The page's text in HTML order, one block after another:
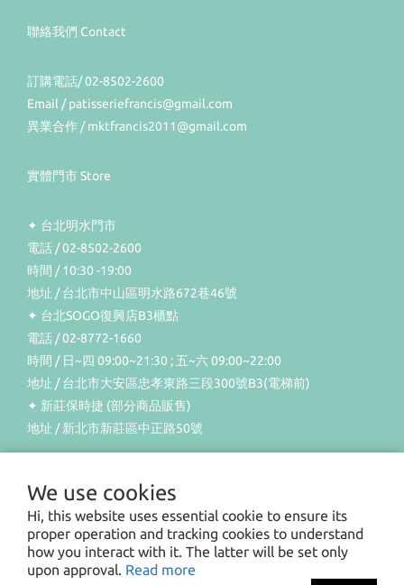
We use cookies
Hi, this website uses essential cookie to ensure its
proper operation and tracking cookies to understand
how you interact with it. The latter will be set only
upon approval. Read more
聯絡我們 Contact
訂購電話/ 02-8502-2600
Email / patisseriefrancis@gmail.com
異業合作 / mktfrancis2011@gmail.com
實體門市 Store
✦ 台北明水門市
電話 / 02-8502-2600
時間 / 10:30 -19:00
地址 / 台北市中山區明水路672巷46號
✦ 台北SOGO復興店B3櫃點
電話 / 02-8772-1660
時間 / 日~四 09:00~21:30 ; 五~六 09:00~22:00
地址 / 台北市大安區忠孝東路三段300號B3(電梯前)
✦ 新莊保時捷 (部分商品販售)
地址 / 新北市新莊區中正路50號
$TWD English